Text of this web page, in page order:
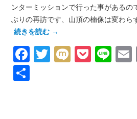
ンターミッションで行った事がある
ぶりの再訪です、山頂の楠像は変わら
続きを読む →
Facebook
Twitter
Mixi